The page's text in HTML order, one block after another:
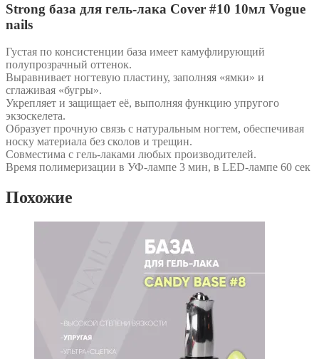
Strong база для гель-лака Cover #10 10мл Vogue
nails
Густая по консистенции база имеет камуфлирующий
полупрозрачный оттенок.
Выравнивает ногтевую пластину, заполняя «ямки» и
сглаживая «бугры».
Укрепляет и защищает её, выполняя функцию упругого
экзоскелета.
Образует прочную связь с натуральным ногтем, обеспечивая
носку материала без сколов и трещин.
Совместима с гель-лаками любых производителей.
Время полимеризации в УФ-лампе 3 мин, в LED-лампе 60 сек
Похожие